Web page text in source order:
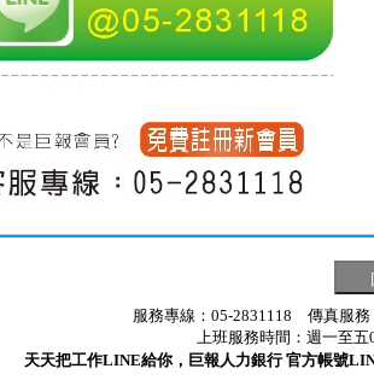
服務專線：05-2831118 傳真服
上班服務時間：週一至
天天把工作LINE給你，巨報人力銀行 官方帳號